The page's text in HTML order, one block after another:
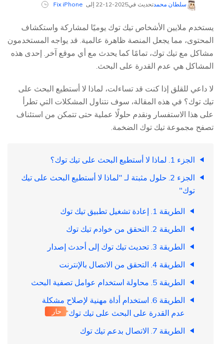
سلطان محمدتحديث في2025-12-22 إلى Fix iPhone
يستخدم ملايين الأشخاص تيك توك يوميًا لمشاركة واستكشاف
المحتوى، مما يجعل المنصة ظاهرة عالمية. قد يواجه المستخدمون
مشاكل مع تيك توك، تمامًا كما يحدث مع أي موقع آخر. إحدى هذه
المشاكل هي عدم القدرة على البحث.
لا داعي للقلق إذا كنت قد تساءلت، لماذا لا أستطيع البحث على
تيك توك؟ في هذه المقالة، سوف نتناول المشكلات التي تطرأ
على هذا الاستفسار ونقدم حلولًا عملية حتى تتمكن من استئناف
تصفح مجموعة تيك توك الضخمة.
الجزء 1. لماذا لا أستطيع البحث على تيك توك؟
الجزء 2. حلول مثبتة لـ "لماذا لا أستطيع البحث على تيك
توك"
الطريقة 1. إعادة تشغيل تطبيق تيك توك
الطريقة 2. التحقق من خوادم تيك توك
الطريقة 3. تحديث تيك توك إلى أحدث إصدار
الطريقة 4. التحقق من الاتصال بالإنترنت
الطريقة 5. محاولة استخدام عوامل تصفية البحث
الطريقة 6. استخدام أداة مهنية لإصلاح مشكلة
عدم القدرة على البحث على تيك توك
حار
الطريقة 7. الاتصال بدعم تيك توك